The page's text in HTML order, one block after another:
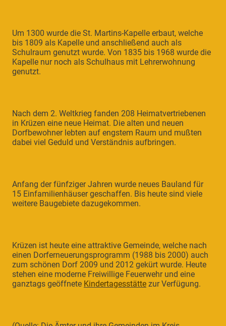
Um 1300 wurde die St. Martins-Kapelle erbaut, welche
bis 1809 als Kapelle und anschließend auch als
Schulraum genutzt wurde. Von 1835 bis 1968 wurde die
Kapelle nur noch als Schulhaus mit Lehrerwohnung
genutzt.
Nach dem 2. Weltkrieg fanden 208 Heimatvertriebenen
in Krüzen eine neue Heimat. Die alten und neuen
Dorfbewohner lebten auf engstem Raum und mußten
dabei viel Geduld und Verständnis aufbringen.
Anfang der fünfziger Jahren wurde neues Bauland für
15 Einfamilienhäuser geschaffen. Bis heute sind viele
weitere Baugebiete dazugekommen.
Krüzen ist heute eine attraktive Gemeinde, welche nach
einen Dorferneuerungsprogramm (1988 bis 2000) auch
zum schönen Dorf 2009 und 2012 gekürt wurde. Heute
stehen eine moderne Freiwillige Feuerwehr und eine
ganztags geöffnete Kindertagesstätte zur Verfügung.